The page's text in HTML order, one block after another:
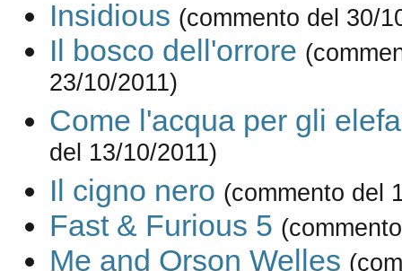
Insidious (commento del 30/
Il bosco dell'orrore
23/10/2011)
Come l'acqua per gli
del 13/10/2011)
Il cigno nero (commento del
Fast & Furious 5
Me and Orson Welles